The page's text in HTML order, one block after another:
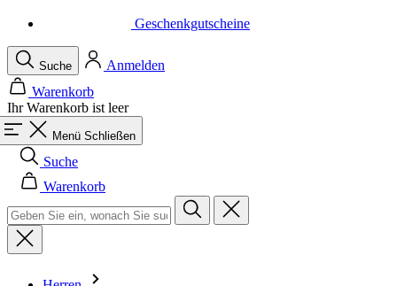
Ihr Warenkorb ist leer
Menü Schließen
Suche
Warenkorb
Herren
Alle in der Kategorie Herren